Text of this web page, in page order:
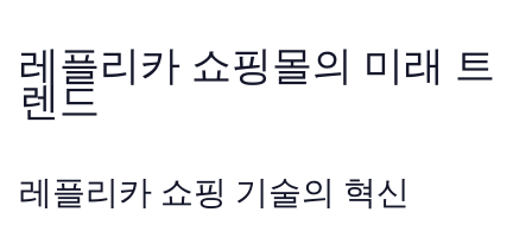
레플리카 쇼핑몰의 미래 트
렌드
레플리카 쇼핑 기술의 혁신